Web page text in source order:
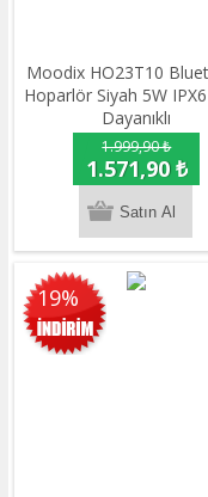
Moodix HO23T10
Hoparlör Siyah 5W
Dayanıklı
1.999,90 ₺
1.571,90 ₺
19%